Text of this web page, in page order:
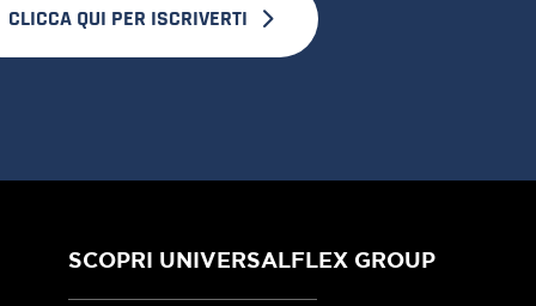
CLICCA QUI PER ISCRIVERTI
SCOPRI UNIVERSALFLEX GROUP